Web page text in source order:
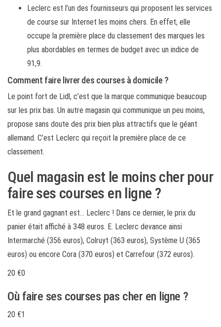
Leclerc est l’un des fournisseurs qui proposent les services
de course sur Internet les moins chers. En effet, elle
occupe la première place du classement des marques les
plus abordables en termes de budget avec un indice de
91,9.
Comment faire livrer des courses à domicile ?
Le point fort de Lidl, c’est que la marque communique beaucoup
sur les prix bas. Un autre magasin qui communique un peu moins,
propose sans doute des prix bien plus attractifs que le géant
allemand. C’est Leclerc qui reçoit la première place de ce
classement.
Quel magasin est le moins cher pour
faire ses courses en ligne ?
Et le grand gagnant est… Leclerc ! Dans ce dernier, le prix du
panier était affiché à 348 euros. E. Leclerc devance ainsi
Intermarché (356 euros), Colruyt (363 euros), Système U (365
euros) ou encore Cora (370 euros) et Carrefour (372 euros).
20 €0
Où faire ses courses pas cher en ligne ?
20 €1